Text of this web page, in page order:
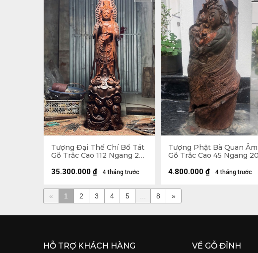
Tượng Đại Thế Chí Bồ Tát
Gỗ Trắc Cao 112 Ngang 29
4 tháng trước
35.300.000 ₫
Tượng Phật Bà Quan Âm
Gỗ Trắc Cao 45 Ngang 20
4 tháng trước
4.800.000 ₫
« 1 2 3 4 5 8 »
HỖ TRỢ KHÁCH HÀNG VỀ GỖ ĐỈNH